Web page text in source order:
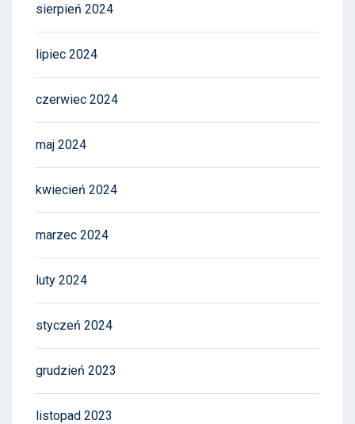
sierpień 2024
lipiec 2024
czerwiec 2024
maj 2024
kwiecień 2024
marzec 2024
luty 2024
styczeń 2024
grudzień 2023
listopad 2023